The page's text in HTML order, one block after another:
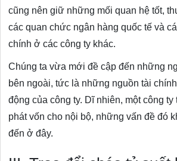
cũng nên giữ những mối quan hệ tốt,
các quan chức ngân hàng quốc tế và
chính ở các công ty khác.
Chúng ta vừa mới đề cập đến những
bên ngoài, tức là những nguồn tài
động của công ty. Dĩ nhiên, một công
phát vốn cho nội bộ, những vấn đề đó
đến ở đây.